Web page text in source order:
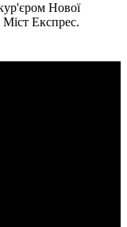
Нової
Експрес.